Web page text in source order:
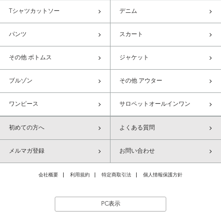
Tシャツカットソー デニム
パンツ スカート
その他 ボトムス ジャケット
ブルゾン その他 アウター
ワンピース サロペットオールインワン
初めての方へ よくある質問
メルマガ登録 お問い合わせ
会社概要 利用規約 特定商取引法 個人情報保護方針
PC表示